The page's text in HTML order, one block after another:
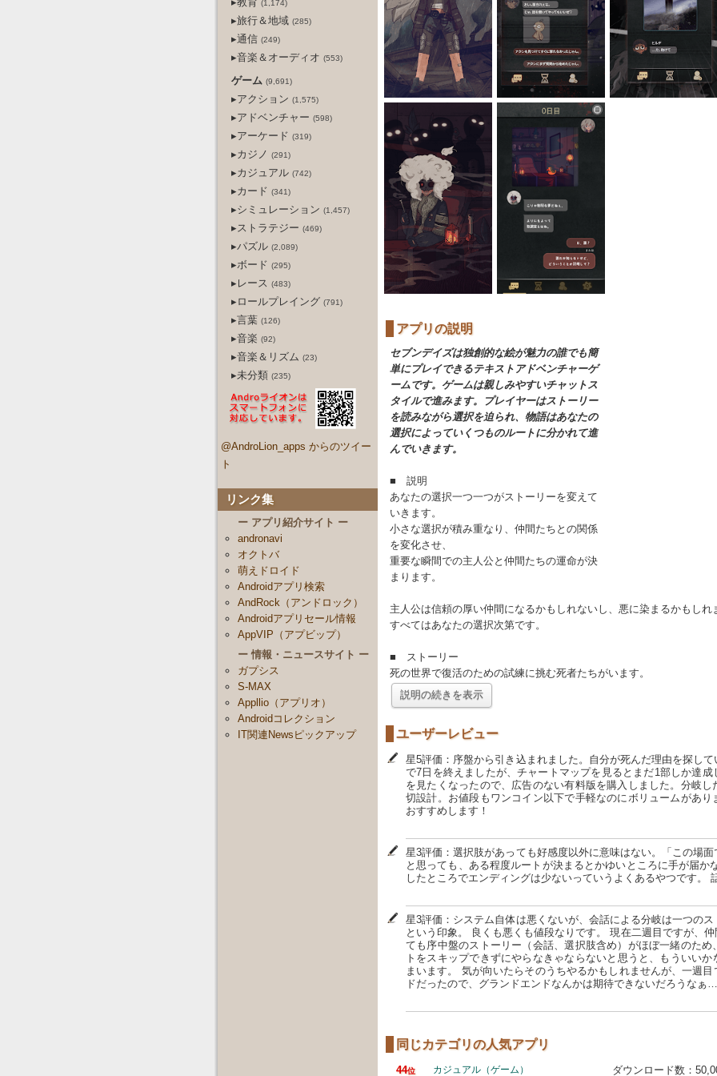
(1,174)
▸旅行＆地域 (285)
▸通信 (249)
▸音楽＆オーディオ (553)
ゲーム (9,691)
▸アクション (1,575)
▸アドベンチャー (598)
▸アーケード (319)
▸カジノ (291)
▸カジュアル (742)
▸カード (341)
▸シミュレーション (1,457)
▸ストラテジー (469)
▸パズル (2,089)
▸ボード (295)
▸レース (483)
▸ロールプレイング (791)
▸言葉 (126)
▸音楽 (92)
▸音楽＆リズム (23)
▸未分類 (235)
@AndroLion_apps からのツイー
ト
リンク集
ー アプリ紹介サイト ー
andronavi
オクトバ
萌えドロイド
Androidアプリ検索
AndRock（アンドロック）
Androidアプリセール情報
AppVIP（アプビップ）
ー 情報・ニュースサイト ー
ガプシス
S-MAX
Appllio（アプリオ）
Androidコレクション
IT関連Newsピックアップ
アプリの説明
セブンデイズは独創的な絵が魅力の誰でも簡
単にプレイできるテキストアドベンチャーゲ
ームです。ゲームは親しみやすいチャットス
タイルで進みます。プレイヤーはストーリー
を読みながら選択を迫られ、物語はあなたの
選択によっていくつものルートに分かれて進
んでいきます。
■ 説明
あなたの選択一つ一つがストーリーを変えて
いきます。
小さな選択が積み重なり、仲間たちとの関係
を変化させ、
重要な瞬間での主人公と仲間たちの運命が決
まります。
主人公は信頼の厚い仲間になるかもしれないし、悪に染まるかもしれ
すべてはあなたの選択次第です。
■ ストーリー
死の世界で復活のための試練に挑む死者たちがいます。
説明の続きを表示
ユーザーレビュー
星5評価：序盤から引き込まれました。自分が死んだ理由を探し
で7日を終えましたが、チャートマップを見るとまだ1部しか達
を見たくなったので、広告のない有料版を購入しました。分岐
切設計。お値段もワンコイン以下で手軽なのにボリュームがあ
おすすめします！
星3評価：選択肢があっても好感度以外に意味はない。「この場
と思っても、ある程度ルートが決まるとかゆいところに手が届か
したところでエンディングは少ないっていうよくあるやつです。
星3評価：システム自体は悪くないが、会話による分岐は一つの
という印象。 良くも悪くも値段なりです。 現在二週目ですが、
ても序中盤のストーリー（会話、選択肢含め）がほぼ一緒のた
トをスキップできずにやらなきゃならないと思うと、もういい
まいます。 気が向いたらそのうちやるかもしれませんが、一週
ドだったので、グランドエンドなんかは期待できないだろうな
同じカテゴリの人気アプリ
44位 カジュアル（ゲーム） ダウンロード数：